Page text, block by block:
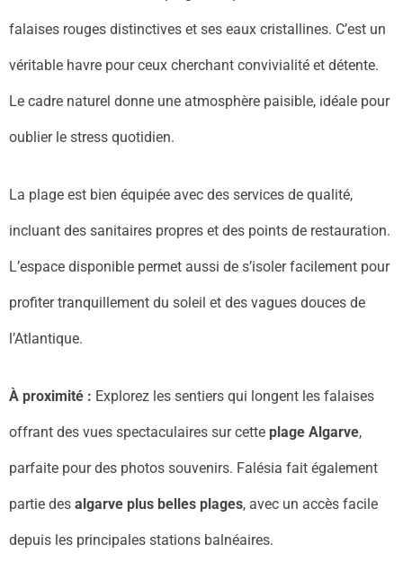
falaises rouges distinctives et ses eaux cristallines. C’est un
véritable havre pour ceux cherchant convivialité et détente.
Le cadre naturel donne une atmosphère paisible, idéale pour
oublier le stress quotidien.
La plage est bien équipée avec des services de qualité,
incluant des sanitaires propres et des points de restauration.
L’espace disponible permet aussi de s’isoler facilement pour
profiter tranquillement du soleil et des vagues douces de
l’Atlantique.
À proximité : Explorez les sentiers qui longent les falaises
offrant des vues spectaculaires sur cette plage Algarve,
parfaite pour des photos souvenirs. Falésia fait également
partie des algarve plus belles plages, avec un accès facile
depuis les principales stations balnéaires.